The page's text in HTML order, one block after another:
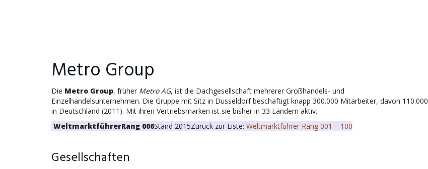
Metro Group
Die Metro Group, früher Metro AG, ist die Dachgesellschaft mehrerer Großhandels- und
Einzelhandelsunternehmen. Die Gruppe mit Sitz in Düsseldorf beschäftigt knapp 300.000 Mitarbeiter, davon 110.000
in Deutschland (2011). Mit ihren Vertriebsmarken ist sie bisher in 33 Ländern aktiv.
WeltmarktführerRang 006Stand 2015Zurück zur Liste: Weltmarktführer Rang 001 – 100
Gesellschaften